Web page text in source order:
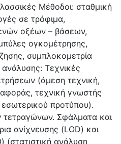
Μέθοδοι: σταθμική
σε τρόφιμα,
οξέων – βάσεων,
ογκομέτρησης,
συμπλοκομετρία
Τεχνικές
(άμεση τεχνική,
τεχνική γνωστής
προτύπου).
Σφάλματα και
ανίχνευσης (LOD) και
(στατιστική ανάλυση